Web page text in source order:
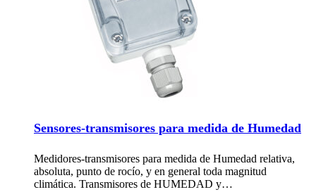
Sensores-transmisores para medida de Humedad
Medidores-transmisores para medida de Humedad relativa,
absoluta, punto de rocío, y en general toda magnitud
climática. Transmisores de HUMEDAD y…